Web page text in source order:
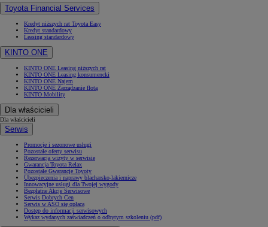
Toyota Financial Services
Kredyt niższych rat Toyota Easy
Kredyt standardowy
Leasing standardowy
KINTO ONE
KINTO ONE Leasing niższych rat
KINTO ONE Leasing konsumencki
KINTO ONE Najem
KINTO ONE Zarządzanie flotą
KINTO Mobility
Dla właścicieli
Dla właścicieli
Serwis
Promocje i sezonowe usługi
Pozostałe oferty serwisu
Rezerwacja wizyty w serwisie
Gwarancja Toyota Relax
Pozostałe Gwarancje Toyoty
Ubezpieczenia i naprawy blacharsko-lakiernicze
Innowacyjne usługi dla Twojej wygody
Bezpłatne Akcje Serwisowe
Serwis Dobrych Cen
Serwis w ASO się opłaca
Dostęp do informacji serwisowych
Wykaz wydanych zaświadczeń o odbytym szkoleniu (pdf)